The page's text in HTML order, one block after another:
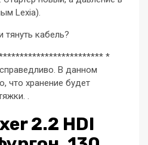
Lexia).
тянуть кабель?
*
В данном
что хранение будет
.
2.2 HDI